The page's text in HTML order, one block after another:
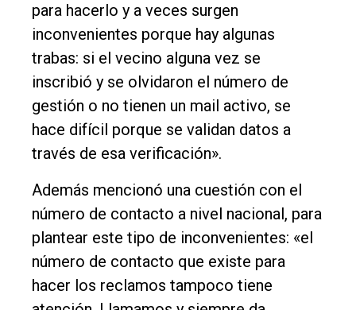
para hacerlo y a veces surgen
inconvenientes porque hay algunas
trabas: si el vecino alguna vez se
inscribió y se olvidaron el número de
gestión o no tienen un mail activo, se
hace difícil porque se validan datos a
través de esa verificación».
Además mencionó una cuestión con el
número de contacto a nivel nacional, para
plantear este tipo de inconvenientes: «el
número de contacto que existe para
hacer los reclamos tampoco tiene